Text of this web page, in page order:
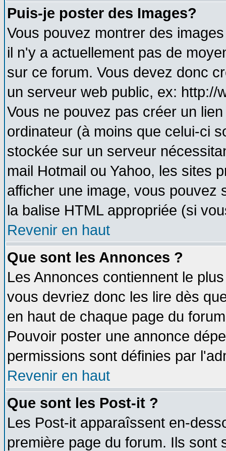
Puis-je poster des Images?
Vous pouvez montrer des
il n'y a actuellement pas de
sur ce forum. Vous devez donc
un serveur web public, ex: http://
Vous ne pouvez pas créer un
ordinateur (à moins que celui-ci
stockée sur un serveur
mail Hotmail ou Yahoo, les sites
afficher une image, vous pouvez
la balise HTML appropriée (si
Revenir en haut
Que sont les Annonces ?
Les Annonces contiennent le
vous devriez donc les lire dès
en haut de chaque page du
Pouvoir poster une annonce
permissions sont définies par
Revenir en haut
Que sont les Post-it ?
Les Post-it apparaîssent en-
première page du forum. Ils